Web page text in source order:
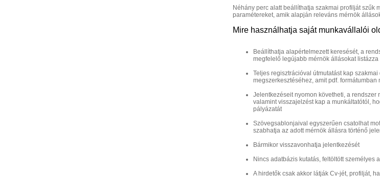
Néhány perc alatt beállíthatja szakmai profilját szűk
paramétereket, amik alapján releváns mérnök
Mire használhatja saját munkavállalói
Beállíthatja alapértelmezett keresését, a
megfelelő legújabb mérnök állásokat
Teljes regisztrációval útmutatást kap
megszerkesztéséhez, amit pdf. formátumban
Jelentkezéseit nyomon követheti, a rendszer
valamint visszajelzést kap a munkáltatótól,
pályázatát
Szövegsablonjaival egyszerűen csatolhat
szabhatja az adott mérnök állásra történő
Bármikor visszavonhatja jelentkezését
Nincs adatbázis kutatás, feltöltött személyes
A hirdetők csak akkor látják Cv-jét, profilját,